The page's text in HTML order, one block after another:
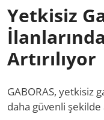
Yetkisiz
Artırılıyor
GABORAS, yetkisiz
daha güvenli şekilde